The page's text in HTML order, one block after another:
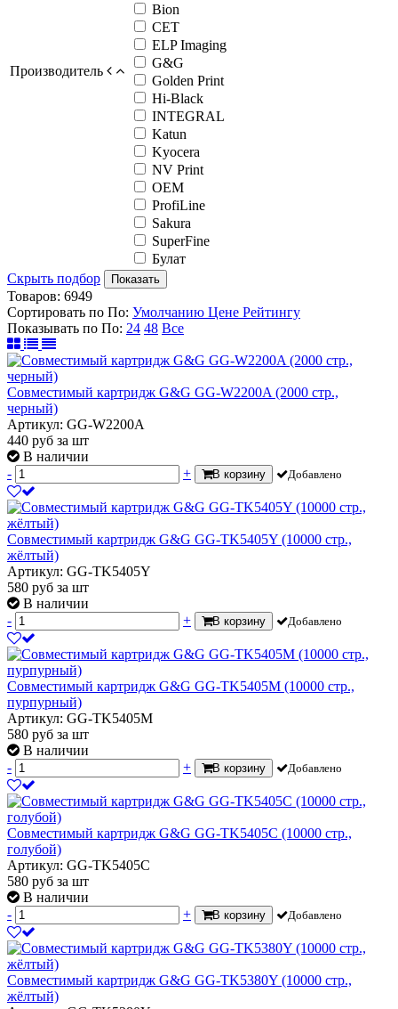
Производитель
Bion
CET
ELP Imaging
G&G
Golden Print
Hi-Black
INTEGRAL
Katun
Kyocera
NV Print
OEM
ProfiLine
Sakura
SuperFine
Булат
Скрыть подбор
Показать
Товаров: 6949
Сортировать по По: Умолчанию Цене Рейтингу
Показывать по По: 24 48 Все
Совместимый картридж G&G GG-W2200A (2000 стр.,
черный)
Артикул: GG-W2200A
440 руб за шт
В наличии
-
+ В корзину Добавлено
Совместимый картридж G&G GG-TK5405Y (10000 стр.,
жёлтый)
Артикул: GG-TK5405Y
580 руб за шт
В наличии
-
+ В корзину Добавлено
Совместимый картридж G&G GG-TK5405M (10000 стр.,
пурпурный)
Артикул: GG-TK5405M
580 руб за шт
В наличии
-
+ В корзину Добавлено
Совместимый картридж G&G GG-TK5405C (10000 стр.,
голубой)
Артикул: GG-TK5405C
580 руб за шт
В наличии
-
+ В корзину Добавлено
Совместимый картридж G&G GG-TK5380Y (10000 стр.,
жёлтый)